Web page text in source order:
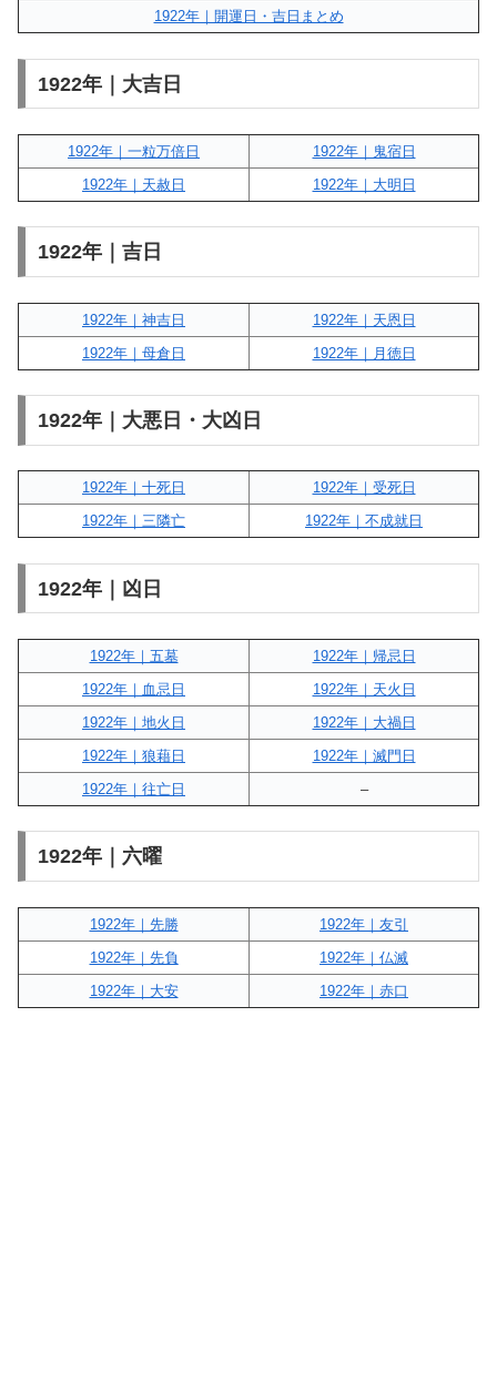
1922年｜開運日・吉日まとめ
1922年｜大吉日
1922年｜一粒万倍日
1922年｜鬼宿日
1922年｜天赦日
1922年｜大明日
1922年｜吉日
1922年｜神吉日
1922年｜天恩日
1922年｜母倉日
1922年｜月徳日
1922年｜大悪日・大凶日
1922年｜十死日
1922年｜受死日
1922年｜三隣亡
1922年｜不成就日
1922年｜凶日
1922年｜五墓
1922年｜帰忌日
1922年｜血忌日
1922年｜天火日
1922年｜地火日
1922年｜大禍日
1922年｜狼藉日
1922年｜滅門日
1922年｜往亡日
–
1922年｜六曜
1922年｜先勝
1922年｜友引
1922年｜先負
1922年｜仏滅
1922年｜大安
1922年｜赤口